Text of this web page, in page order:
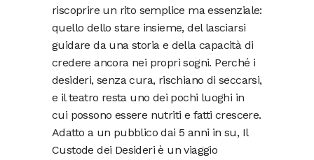
riscoprire un rito semplice ma essenziale:
quello dello stare insieme, del lasciarsi
guidare da una storia e della capacità di
credere ancora nei propri sogni. Perché i
desideri, senza cura, rischiano di seccarsi,
e il teatro resta uno dei pochi luoghi in
cui possono essere nutriti e fatti crescere.
Adatto a un pubblico dai 5 anni in su, Il
Custode dei Desideri è un viaggio